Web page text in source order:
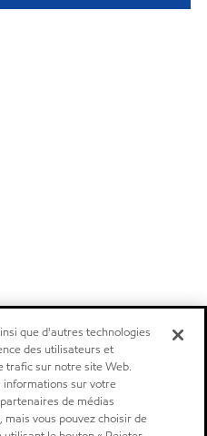
que d'autres technologies
des utilisateurs et
trafic sur notre site Web.
informations sur votre
de médias
vous pouvez choisir de